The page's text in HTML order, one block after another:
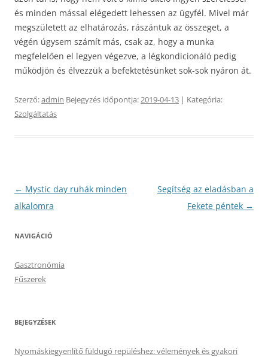
és minden mással elégedett lehessen az ügyfél. Mivel már
megszületett az elhatározás, rászántuk az összeget, a
végén úgysem számít más, csak az, hogy a munka
megfelelően el legyen végezve, a légkondicionáló pedig
működjön és élvezzük a befektetésünket sok-sok nyáron át.
Szerző:admin Bejegyzés időpontja:2019-04-13 | Kategória:
Szolgáltatás
Bejegyzés
navigáció
← Mystic day ruhák minden
alkalomra
Segítség az eladásban a
Fekete péntek →
NAVIGÁCIÓ
Gasztronómia
Fűszerek
BEJEGYZÉSEK
Nyomáskiegyenlítő füldugó repüléshez: vélemények és gyakori